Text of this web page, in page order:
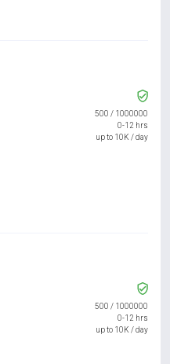
500 / 1000000
0-12 hrs
up to 10K / day
500 / 1000000
0-12 hrs
up to 10K / day